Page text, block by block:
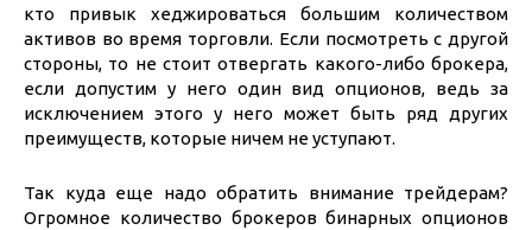
кто привык хеджироваться большим количеством
активов во время торговли. Если посмотреть с другой
стороны, то не стоит отвергать какого-либо брокера,
если допустим у него один вид опционов, ведь за
исключением этого у него может быть ряд других
преимуществ, которые ничем не уступают.
Так куда еще надо обратить внимание трейдерам?
Огромное количество брокеров бинарных опционов